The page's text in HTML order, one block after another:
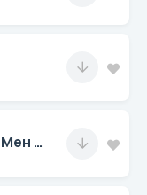
Қоңыр Тобы - Мен Сені Сағынғым Келеді